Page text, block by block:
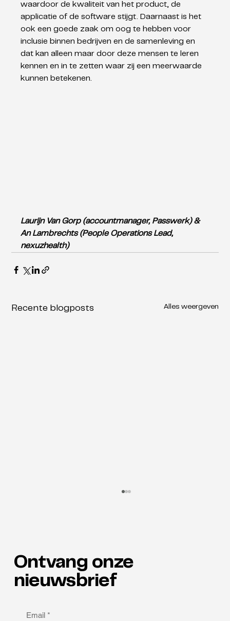
waardoor de kwaliteit van het product, de
applicatie of de software stijgt. Daarnaast is het
ook een goede zaak om oog te hebben voor
inclusie binnen bedrijven en de samenleving en
dat kan alleen maar door deze mensen te leren
kennen en in te zetten waar zij een meerwaarde
kunnen betekenen.
Laurijn Van Gorp (accountmanager, Passwerk) &
An Lambrechts (People Operations Lead,
nexuzhealth)
Recente blogposts Alles weergeven
Talenten in de spotlight
Ontvang onze
nieuwsbrief
Email *